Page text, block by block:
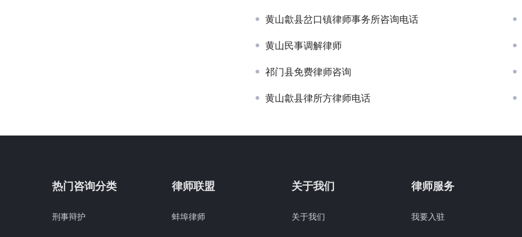
黄山歙县岔口镇律师事务所咨询电话
黄山民事调解律师
祁门县免费律师咨询
黄山歙县律所方律师电话
热门咨询分类
刑事辩护
律师联盟
蚌埠律师
关于我们
关于我们
律师服务
我要入驻